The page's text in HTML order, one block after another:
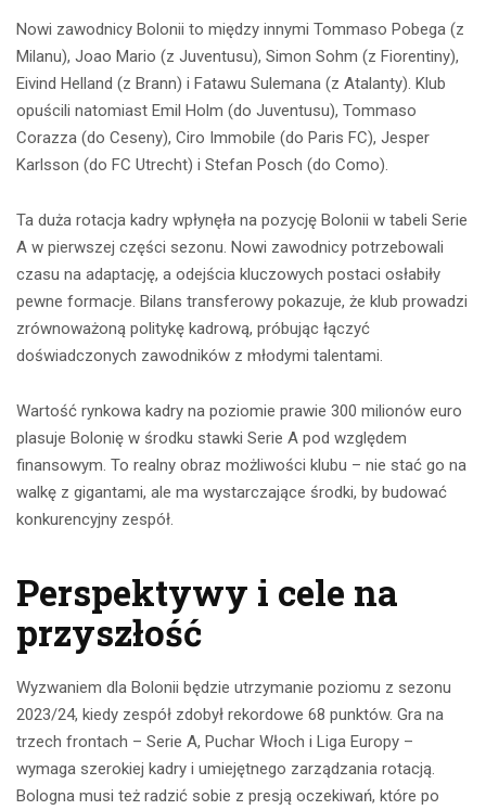
Nowi zawodnicy Bolonii to między innymi Tommaso Pobega (z
Milanu), Joao Mario (z Juventusu), Simon Sohm (z Fiorentiny),
Eivind Helland (z Brann) i Fatawu Sulemana (z Atalanty). Klub
opuścili natomiast Emil Holm (do Juventusu), Tommaso
Corazza (do Ceseny), Ciro Immobile (do Paris FC), Jesper
Karlsson (do FC Utrecht) i Stefan Posch (do Como).
Ta duża rotacja kadry wpłynęła na pozycję Bolonii w tabeli Serie
A w pierwszej części sezonu. Nowi zawodnicy potrzebowali
czasu na adaptację, a odejścia kluczowych postaci osłabiły
pewne formacje. Bilans transferowy pokazuje, że klub prowadzi
zrównoważoną politykę kadrową, próbując łączyć
doświadczonych zawodników z młodymi talentami.
Wartość rynkowa kadry na poziomie prawie 300 milionów euro
plasuje Bolonię w środku stawki Serie A pod względem
finansowym. To realny obraz możliwości klubu – nie stać go na
walkę z gigantami, ale ma wystarczające środki, by budować
konkurencyjny zespół.
Perspektywy i cele na
przyszłość
Wyzwaniem dla Bolonii będzie utrzymanie poziomu z sezonu
2023/24, kiedy zespół zdobył rekordowe 68 punktów. Gra na
trzech frontach – Serie A, Puchar Włoch i Liga Europy –
wymaga szerokiej kadry i umiejętnego zarządzania rotacją.
Bologna musi też radzić sobie z presją oczekiwań, które po